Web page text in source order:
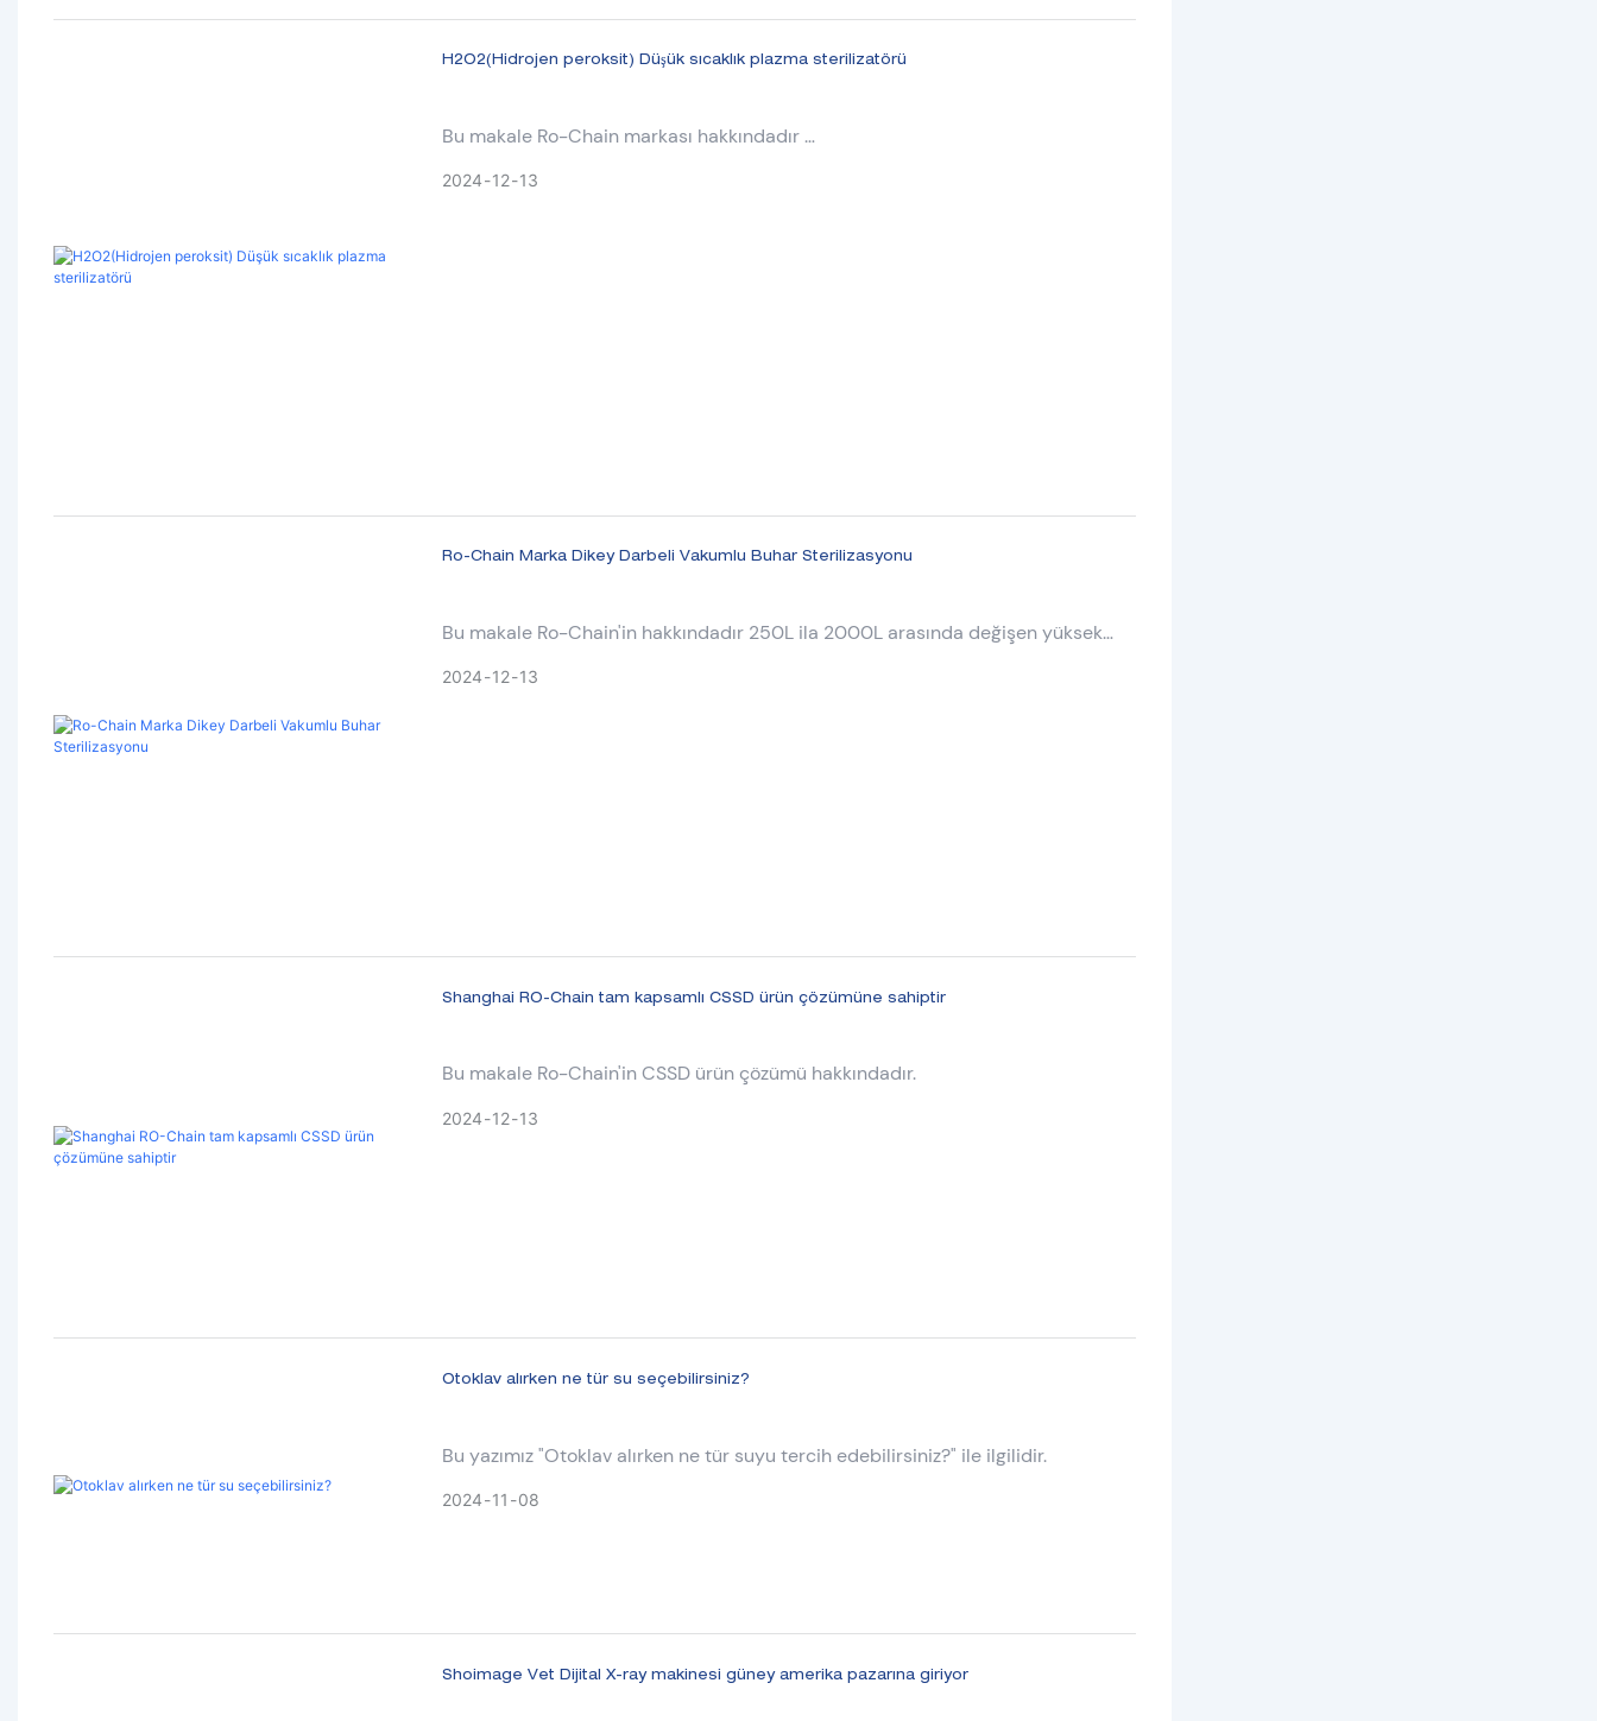
H2O2(Hidrojen peroksit) Düşük sıcaklık plazma sterilizatörü
Bu makale Ro-Chain markası hakkındadır
H2O2(Hidrojen peroksit) Düşük sıcaklık plazma sterilizatörü.
2024 12 13
Ro-Chain Marka Dikey Darbeli Vakumlu Buhar Sterilizasyonu
Bu makale Ro-Chain'in hakkındadır 250L ila 2000L arasında değişen yüksek
sıcaklıkta buhar darbeli vakum sterilizatörü.
2024 12 13
Shanghai RO-Chain tam kapsamlı CSSD ürün çözümüne sahiptir
Bu makale Ro-Chain'in CSSD ürün çözümü hakkındadır.
2024 12 13
Otoklav alırken ne tür su seçebilirsiniz?
Bu yazımız "Otoklav alırken ne tür suyu tercih edebilirsiniz?" ile ilgilidir.
2024 11 08
Shoimage Vet Dijital X-ray makinesi güney amerika pazarına giriyor